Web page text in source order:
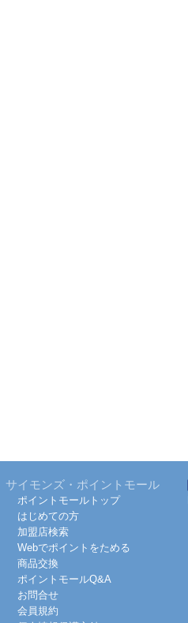
サイモンズ・ポイントモール
ポイントモールトップ
はじめての方
加盟店検索
Webでポイントをためる
商品交換
ポイントモールQ&A
お問合せ
会員規約